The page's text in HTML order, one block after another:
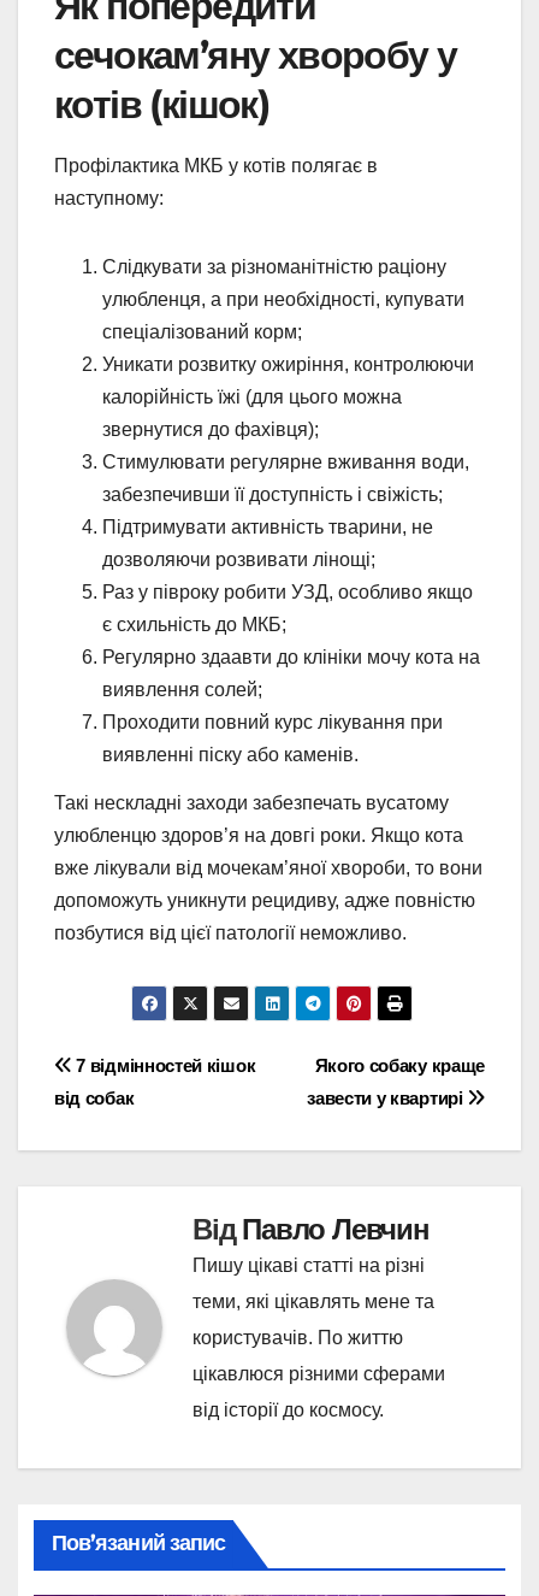
сечокам’яну хворобу у
котів (кішок)
Профілактика МКБ у котів полягає в
наступному:
Слідкувати за різноманітністю раціону
улюбленця, а при необхідності, купувати
спеціалізований корм;
Уникати розвитку ожиріння, контролюючи
калорійність їжі (для цього можна
звернутися до фахівця);
Стимулювати регулярне вживання води,
забезпечивши її доступність і свіжість;
Підтримувати активність тварини, не
дозволяючи розвивати лінощі;
Раз у півроку робити УЗД, особливо якщо
є схильність до МКБ;
Регулярно здаавти до клініки мочу кота на
виявлення солей;
Проходити повний курс лікування при
виявленні піску або каменів.
Такі нескладні заходи забезпечать вусатому
улюбленцю здоров’я на довгі роки. Якщо кота
вже лікували від мочекам’яної хвороби, то вони
допоможуть уникнути рецидиву, адже повністю
позбутися від цієї патології неможливо.
Навігація
записів
Якого собаку краще
завести у квартирі
7 відмінностей кішок
від собак
ВідПавло Левчин
Пишу цікаві статті на різні
теми, які цікавлять мене та
користувачів. По життю
цікавлюся різними сферами
від історії до космосу.
Пов’язаний запис